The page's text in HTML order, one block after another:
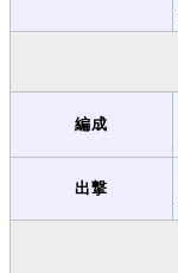
編成
出撃